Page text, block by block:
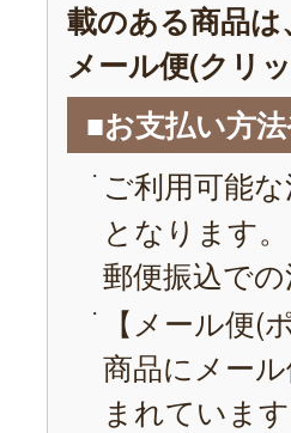
載のある商品
メール便(クリ
■お支払い方
ご利用可能
となります。
郵便振込で
【メール便(
商品にメー
まれていま